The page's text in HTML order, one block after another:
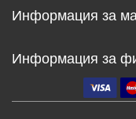
Информация за
Информация за